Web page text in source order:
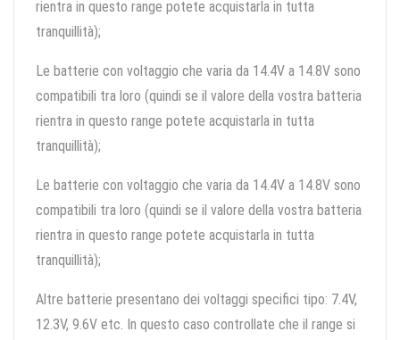
rientra in questo range potete acquistarla in tutta
tranquillità);
Le batterie con voltaggio che varia da 14.4V a 14.8V sono
compatibili tra loro (quindi se il valore della vostra batteria
rientra in questo range potete acquistarla in tutta
tranquillità);
Le batterie con voltaggio che varia da 14.4V a 14.8V sono
compatibili tra loro (quindi se il valore della vostra batteria
rientra in questo range potete acquistarla in tutta
tranquillità);
Altre batterie presentano dei voltaggi specifici tipo: 7.4V,
12.3V, 9.6V etc. In questo caso controllate che il range si